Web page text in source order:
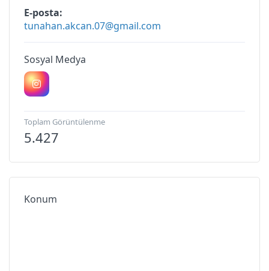
E-posta
tunahan.akcan.07@gmail.com
Sosyal Medya
Toplam Görüntülenme
5.427
Konum